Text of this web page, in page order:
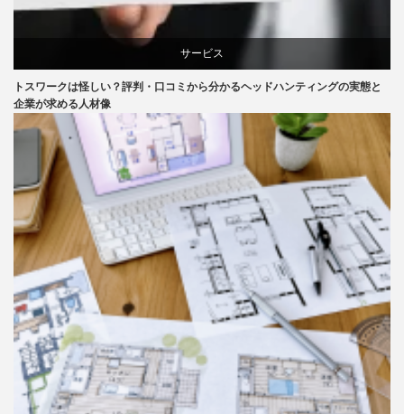
サービス
トスワークは怪しい？評判・口コミから分かるヘッドハンティングの実態と
企業が求める人材像